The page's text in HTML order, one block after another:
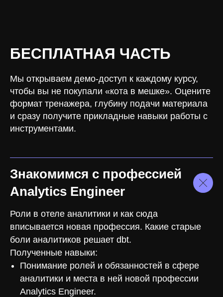
БЕСПЛАТНАЯ ЧАСТЬ
Мы открываем демо-доступ к каждому курсу,
чтобы вы не покупали «кота в мешке». Оцените
формат тренажера, глубину подачи материала
и сразу получите прикладные навыки работы с
инструментами.
Знакомимся с профессией
Analytics Engineer
Роли в отеле аналитики и как сюда
вписывается новая профессия. Какие старые
боли аналитиков решает dbt.
Полученные навыки:
Понимание ролей и обязанностей в сфере
аналитики и места в ней новой профессии
Analytics Engineer.